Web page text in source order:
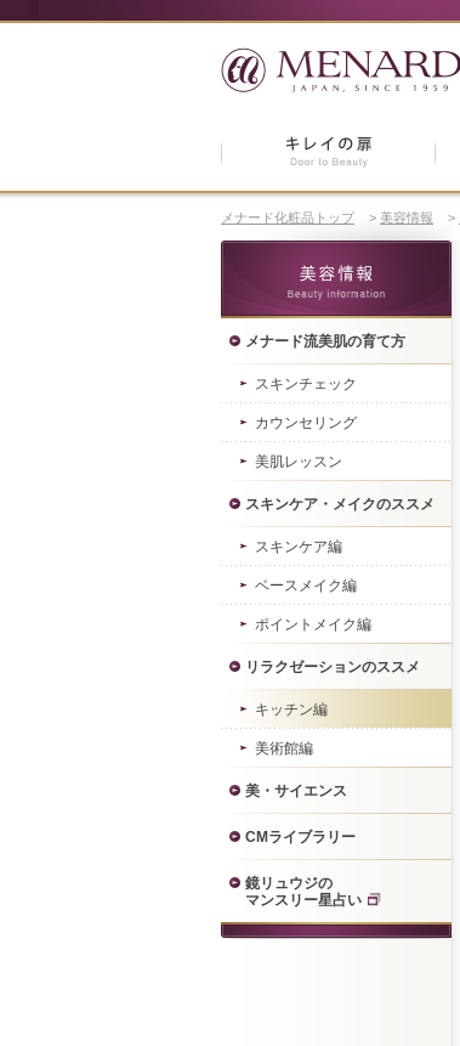
メナード化粧品トップ > 美容情報 >
メナード流美肌の育て方
スキンチェック
カウンセリング
美肌レッスン
スキンケア・メイクのススメ
スキンケア編
ベースメイク編
ポイントメイク編
リラクゼーションのススメ
キッチン編
美術館編
美・サイエンス
CMライブラリー
鏡リュウジの
マンスリー星占い